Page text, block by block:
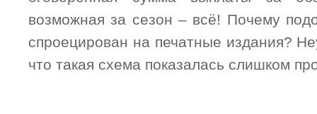
возможная за сезон – всё! Почему
спроецирован на печатные издания?
что такая схема показалась слишком